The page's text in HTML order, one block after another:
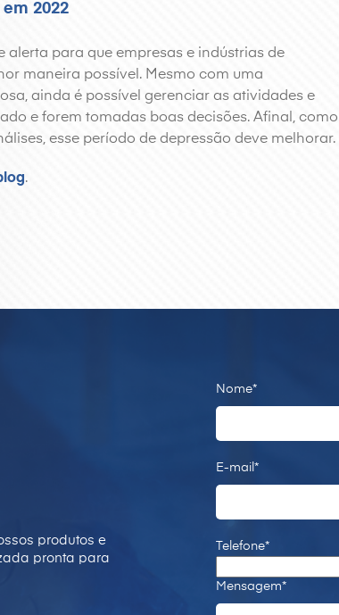
2022
alerta para que empresas e indústrias de
maneira possível. Mesmo com uma
ainda é possível gerenciar as atividades e
e forem tomadas boas decisões. Afinal, como
esse período de depressão deve melhorar.
.
produtos e
pronta para
Nome*
E-mail*
Telefone*
Mensagem*